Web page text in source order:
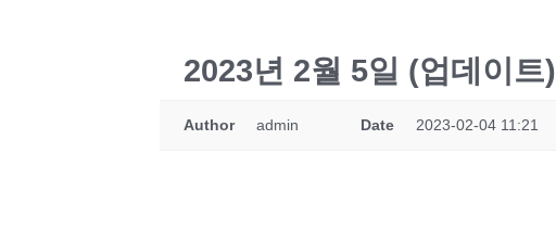
2023년 2월 5일 (업데이트)
Author admin Date 2023-02-04 11:21